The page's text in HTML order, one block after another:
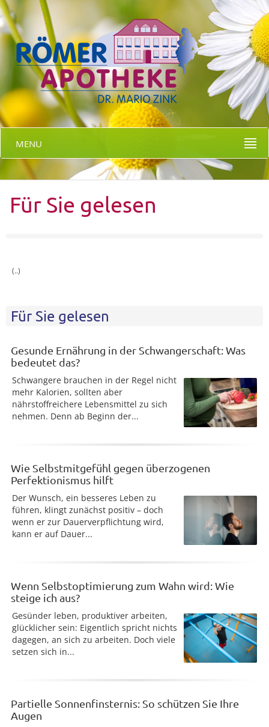
MENU
Für Sie gelesen
(..)
Für Sie gelesen
Gesunde Ernährung in der Schwangerschaft: Was
bedeutet das?
Schwangere brauchen in der Regel nicht
mehr Kalorien, sollten aber
nährstoffreichere Lebensmittel zu sich
nehmen. Denn ab Beginn der...
Wie Selbstmitgefühl gegen überzogenen
Perfektionismus hilft
Der Wunsch, ein besseres Leben zu
führen, klingt zunächst positiv – doch
wenn er zur Dauerverpflichtung wird,
kann er auf Dauer...
Wenn Selbstoptimierung zum Wahn wird: Wie
steige ich aus?
Gesünder leben, produktiver arbeiten,
glücklicher sein: Eigentlich spricht nichts
dagegen, an sich zu arbeiten. Doch viele
setzen sich in...
Partielle Sonnenfinsternis: So schützen Sie Ihre
Augen